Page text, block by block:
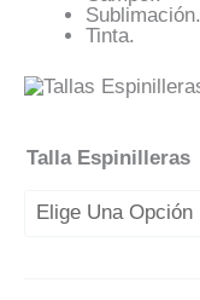
Sublimación.
Tinta.
Talla Espinilleras